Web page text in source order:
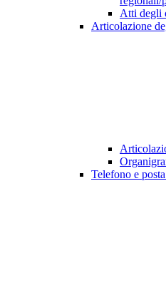
Atti degli
Articolazione
Telefono e